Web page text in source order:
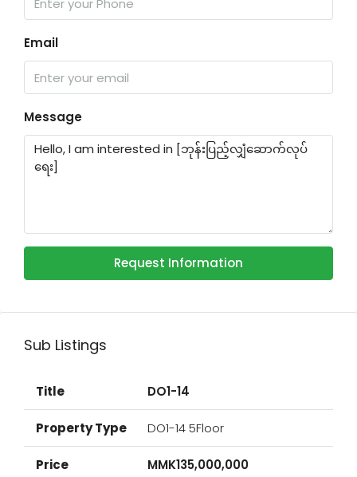
Email
Message
Request Information
Sub Listings
DO1-14
DO1-14 5Floor
MMK135,000,000